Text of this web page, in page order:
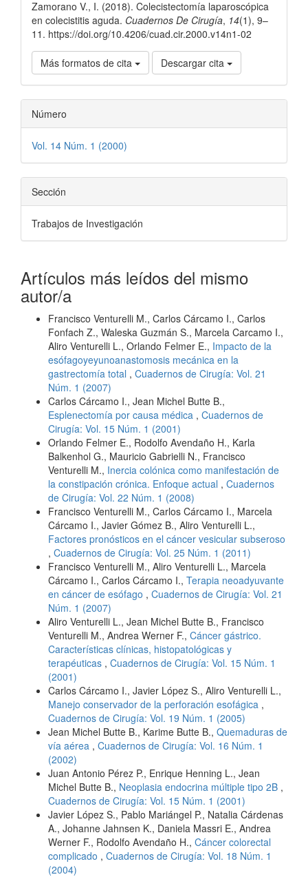
Zamorano V., I. (2018). Colecistectomía laparoscópica
en colecistitis aguda. Cuadernos De Cirugía, 14(1), 9–
11. https://doi.org/10.4206/cuad.cir.2000.v14n1-02
Más formatos de cita Descargar cita
Número
Vol. 14 Núm. 1 (2000)
Sección
Trabajos de Investigación
Artículos más leídos del mismo
autor/a
Francisco Venturelli M., Carlos Cárcamo I., Carlos
Fonfach Z., Waleska Guzmán S., Marcela Carcamo I.,
Aliro Venturelli L., Orlando Felmer E., Impacto de la
esófagoyeyunoanastomosis mecánica en la
gastrectomía total , Cuadernos de Cirugía: Vol. 21
Núm. 1 (2007)
Carlos Cárcamo I., Jean Michel Butte B.,
Esplenectomía por causa médica , Cuadernos de
Cirugía: Vol. 15 Núm. 1 (2001)
Orlando Felmer E., Rodolfo Avendaño H., Karla
Balkenhol G., Mauricio Gabrielli N., Francisco
Venturelli M., Inercia colónica como manifestación de
la constipación crónica. Enfoque actual , Cuadernos
de Cirugía: Vol. 22 Núm. 1 (2008)
Francisco Venturelli M., Carlos Cárcamo I., Marcela
Cárcamo I., Javier Gómez B., Aliro Venturelli L.,
Factores pronósticos en el cáncer vesicular subseroso
, Cuadernos de Cirugía: Vol. 25 Núm. 1 (2011)
Francisco Venturelli M., Aliro Venturelli L., Marcela
Cárcamo I., Carlos Cárcamo I., Terapia neoadyuvante
en cáncer de esófago , Cuadernos de Cirugía: Vol. 21
Núm. 1 (2007)
Aliro Venturelli L., Jean Michel Butte B., Francisco
Venturelli M., Andrea Werner F., Cáncer gástrico.
Características clínicas, histopatológicas y
terapéuticas , Cuadernos de Cirugía: Vol. 15 Núm. 1
(2001)
Carlos Cárcamo I., Javier López S., Aliro Venturelli L.,
Manejo conservador de la perforación esofágica ,
Cuadernos de Cirugía: Vol. 19 Núm. 1 (2005)
Jean Michel Butte B., Karime Butte B., Quemaduras de
vía aérea , Cuadernos de Cirugía: Vol. 16 Núm. 1
(2002)
Juan Antonio Pérez P., Enrique Henning L., Jean
Michel Butte B., Neoplasia endocrina múltiple tipo 2B ,
Cuadernos de Cirugía: Vol. 15 Núm. 1 (2001)
Javier López S., Pablo Mariángel P., Natalia Cárdenas
A., Johanne Jahnsen K., Daniela Massri E., Andrea
Werner F., Rodolfo Avendaño H., Cáncer colorectal
complicado , Cuadernos de Cirugía: Vol. 18 Núm. 1
(2004)